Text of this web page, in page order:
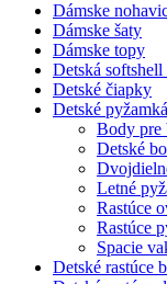
Dámske
Dámske šaty
Dámske topy
Detská softshell
Detské čiapky
Detské pyžamká
Body pre
Detské
Letné
Rastúce
Rastúce
Spacie
Detské rastúce